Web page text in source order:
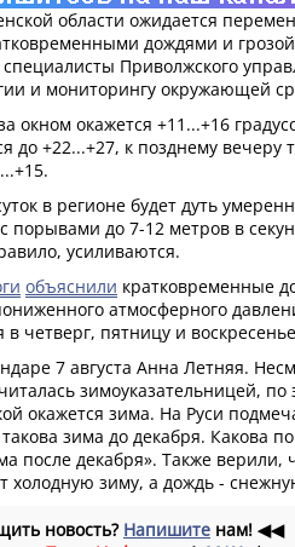
области ожидается
дождями и
специалисты Приволжского
и мониторингу окружающей
окном окажется +11...+16
до +22...+27, к позднему вечеру
в регионе будет дуть
порывами до 7-12 метров в
усиливаются.
объяснили кратковременные
атмосферного
четверг, пятницу и
7 августа Анна Летняя.
зимоуказательницей, по
окажется зима. На Руси
зима до декабря. Какова
после декабря». Также верили,
холодную зиму, а дождь -
новость? Напишите нам! ◀◀